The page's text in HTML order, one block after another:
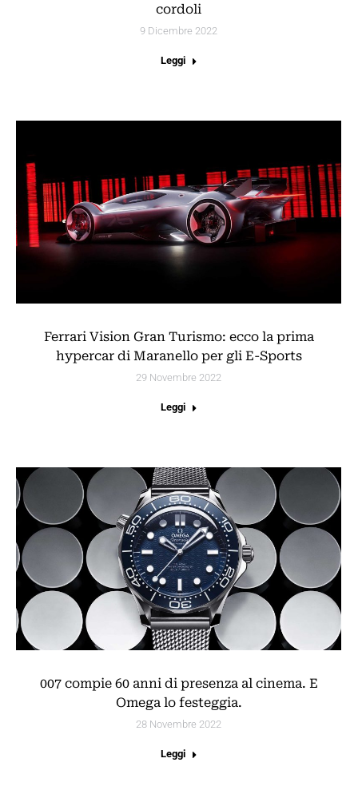
cordoli
9 Dicembre 2022
Leggi
Ferrari Vision Gran Turismo: ecco la prima
hypercar di Maranello per gli E-Sports
29 Novembre 2022
Leggi
007 compie 60 anni di presenza al cinema. E
Omega lo festeggia.
28 Novembre 2022
Leggi